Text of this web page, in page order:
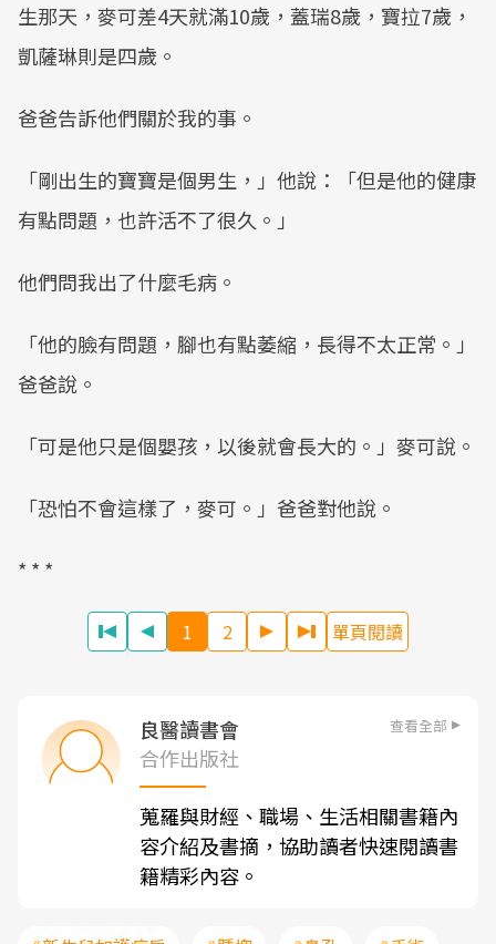
生那天，麥可差4天就滿10歲，蓋瑞8歲，寶拉7歲，
凱薩琳則是四歲。
爸爸告訴他們關於我的事。
「剛出生的寶寶是個男生，」他說：「但是他的健康
有點問題，也許活不了很久。」
他們問我出了什麼毛病。
「他的臉有問題，腳也有點萎縮，長得不太正常。」
爸爸說。
「可是他只是個嬰孩，以後就會長大的。」麥可說。
「恐怕不會這樣了，麥可。」爸爸對他說。
* * *
1 2 單頁閱讀
良醫讀書會 查看全部
合作出版社
蒐羅與財經、職場、生活相關書籍內
容介紹及書摘，協助讀者快速閱讀書
籍精彩內容。